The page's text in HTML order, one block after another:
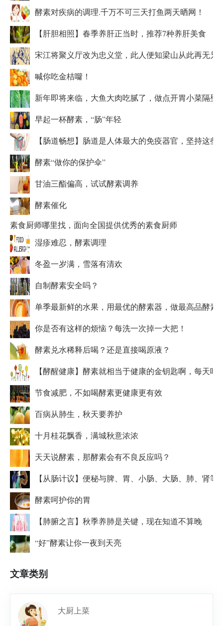
酵素对疾病的调理.千万不可三天打鱼两天晒网！
【肝胆相照】春季养肝正当时，推荐7种养肝美食
宋江将聚义厅改为忠义堂，此人便知梁山从此再无兄
喊你吃金桔囖！
新年即将来临，大鱼大肉吃腻了，做点开胃小菜隔壁
早起一杯酵素，“肠”年轻
【肠道畅想】肠道是人体最大的免疫器官，坚持这
酵素“做你的保护伞”
甘油三酯偏高，试试酵素调养
酵素催化
素食厨师哪里找，面向全国提供优秀的素食厨师
湿疹难忍，酵素调理
冬盈一岁满，雪落有清欢
自制酵素安全吗？
单季最新鲜的水果，用最优的酵素器，做最高品酵素
你是否有这样的烦恼？每洗一次掉一大把！
酵素兑水稀释后喝？还是直接喝原液？
【酵醒健康】酵素就相当于健康的金钥匙啊，每天
节食减肥，不如喝酵素更健康更有效
百病从肺生，秋天要养护
十月桂花飘香，满城秋意浓浓
天天说酵素，那酵素会有不良反应吗？
【从肠计议】便秘与脾、胃、小肠、大肠、肺、肾等
酵素呵护你的胃
【肺腑之言】秋季养肺是关键，现在知道不算晚
“好”酵素让你一夜到天亮
文章类别
大厨上菜